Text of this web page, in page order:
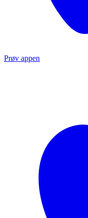
Prøv appen